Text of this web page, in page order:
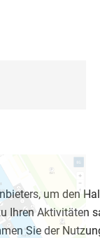
um den
Ihren Aktivitäten
Sie der